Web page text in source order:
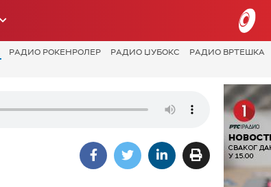
РАДИО РОКЕНРОЛЕР РАДИО ЏУБОКС РАДИО ВРТЕШКА